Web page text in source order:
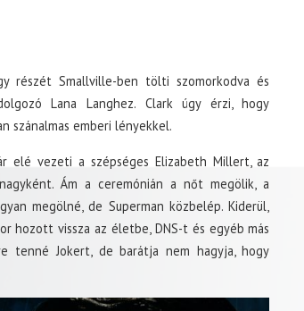
részét Smallville-ben tölti szomorkodva és
Lana Langhez. Clark úgy érzi, hogy
szánalmas emberi lényekkel.
elé vezeti a szépséges Elizabeth Millert, az
Ám a ceremónián a nőt megölik, a
megölné, de Superman közbelép. Kiderül,
hozott vissza az életbe, DNS-t és egyéb más
tenné Jokert, de barátja nem hagyja, hogy